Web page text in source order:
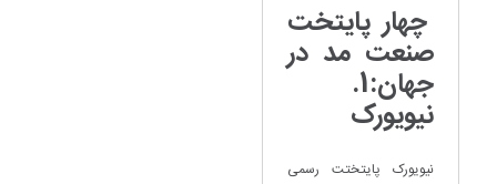
چهار پایتخت
صنعت مد در
جهان:1.
نیویورک
نیویورک پایتختت رسمی